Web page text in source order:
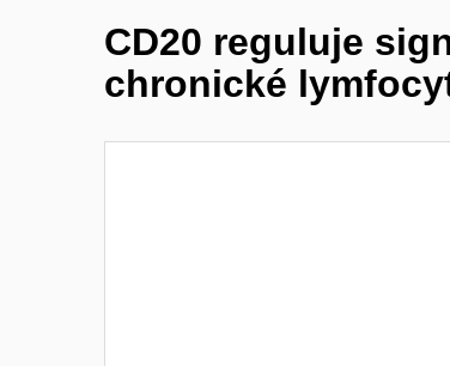
CD20 reguluje
chronické